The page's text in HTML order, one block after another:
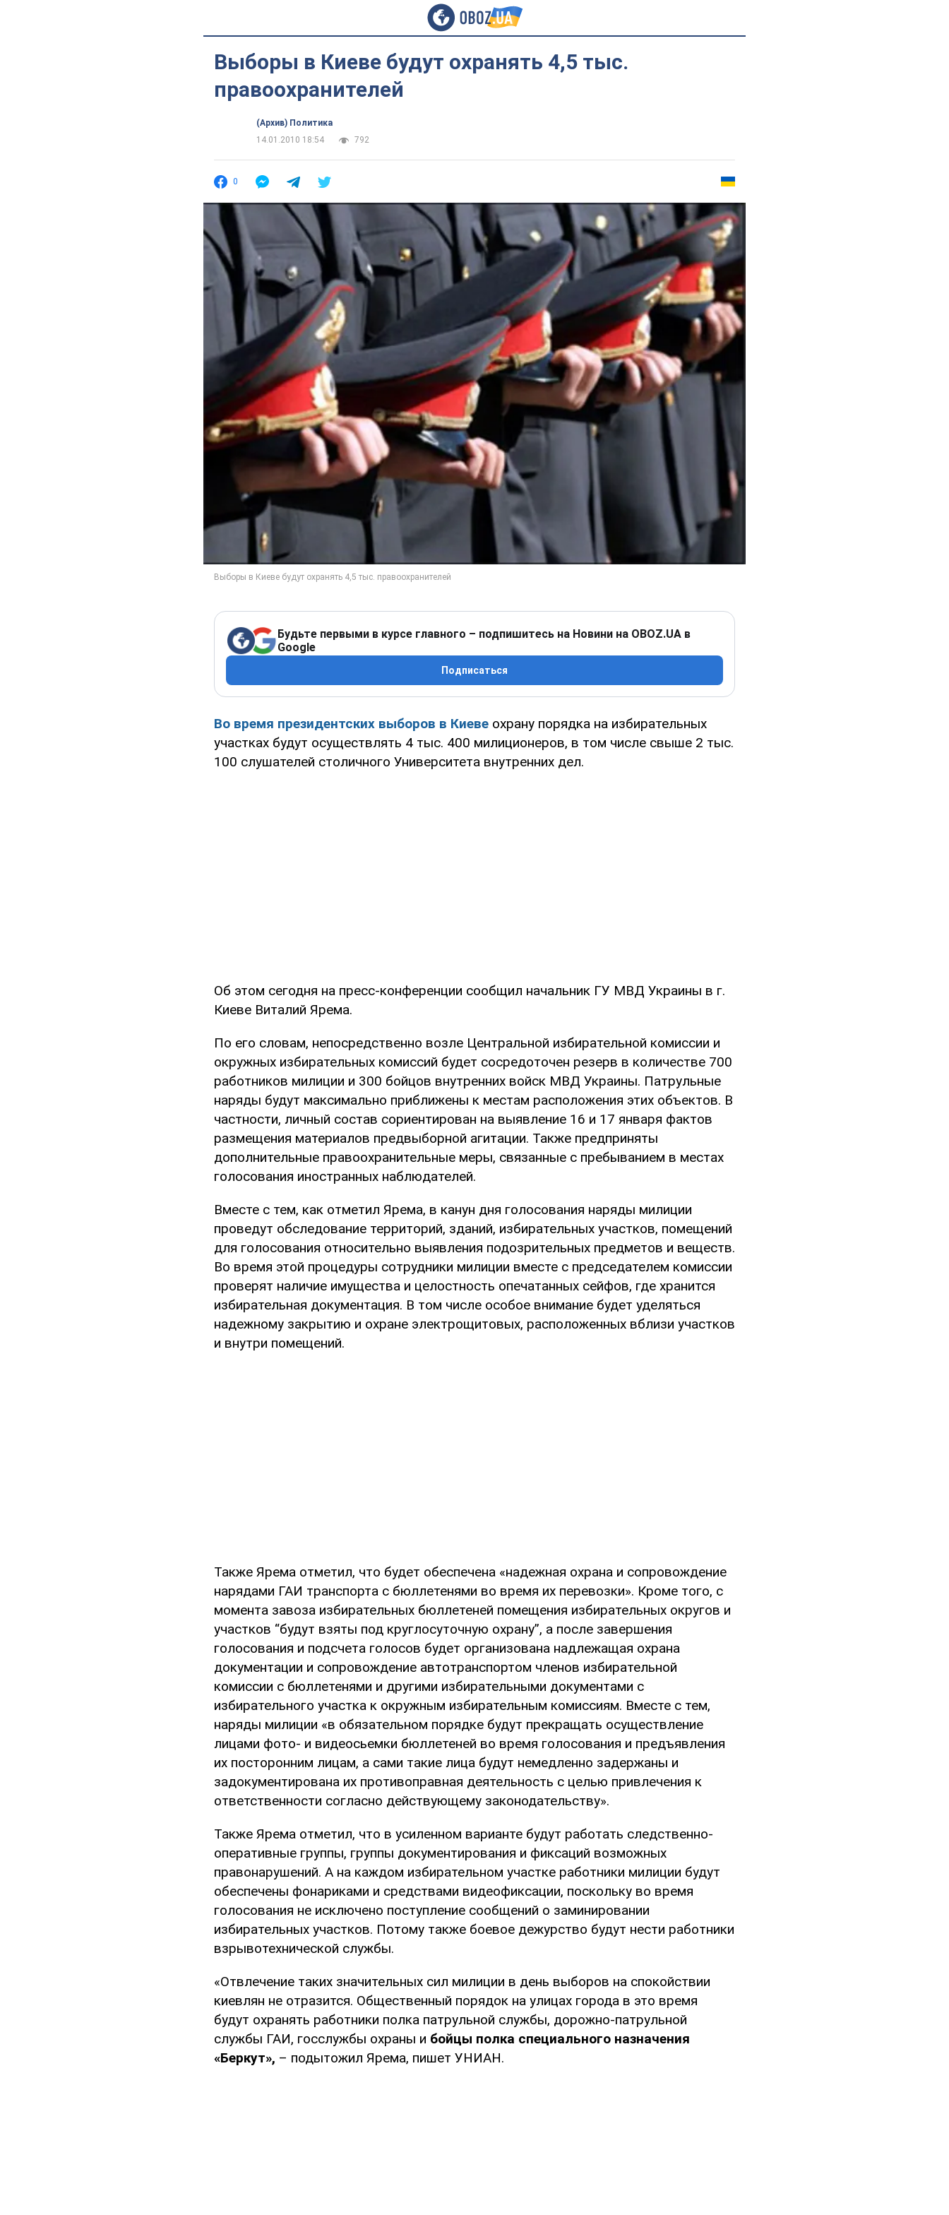
Выборы в Киеве будут охранять 4,5 тыс.
правоохранителей
(Архив) Политика
14.01.2010 18:54
792
0
Будьте первыми в курсе главного – подпишитесь на Новини на OBOZ.UA в
Google
Подписаться
Во время президентских выборов в Киеве охрану порядка на избирательных
участках будут осуществлять 4 тыс. 400 милиционеров, в том числе свыше 2 тыс.
100 слушателей столичного Университета внутренних дел.
Об этом сегодня на пресс-конференции сообщил начальник ГУ МВД Украины в г.
Киеве Виталий Ярема.
По его словам, непосредственно возле Центральной избирательной комиссии и
окружных избирательных комиссий будет сосредоточен резерв в количестве 700
работников милиции и 300 бойцов внутренних войск МВД Украины. Патрульные
наряды будут максимально приближены к местам расположения этих объектов. В
частности, личный состав сориентирован на выявление 16 и 17 января фактов
размещения материалов предвыборной агитации. Также предприняты
дополнительные правоохранительные меры, связанные с пребыванием в местах
голосования иностранных наблюдателей.
Вместе с тем, как отметил Ярема, в канун дня голосования наряды милиции
проведут обследование территорий, зданий, избирательных участков, помещений
для голосования относительно выявления подозрительных предметов и веществ.
Во время этой процедуры сотрудники милиции вместе с председателем комиссии
проверят наличие имущества и целостность опечатанных сейфов, где хранится
избирательная документация. В том числе особое внимание будет уделяться
надежному закрытию и охране электрощитовых, расположенных вблизи участков
и внутри помещений.
Также Ярема отметил, что будет обеспечена «надежная охрана и сопровождение
нарядами ГАИ транспорта с бюллетенями во время их перевозки». Кроме того, с
момента завоза избирательных бюллетеней помещения избирательных округов и
участков “будут взяты под круглосуточную охрану”, а после завершения
голосования и подсчета голосов будет организована надлежащая охрана
документации и сопровождение автотранспортом членов избирательной
комиссии с бюллетенями и другими избирательными документами с
избирательного участка к окружным избирательным комиссиям. Вместе с тем,
наряды милиции «в обязательном порядке будут прекращать осуществление
лицами фото- и видеосьемки бюллетеней во время голосования и предъявления
их посторонним лицам, а сами такие лица будут немедленно задержаны и
задокументирована их противоправная деятельность с целью привлечения к
ответственности согласно действующему законодательству».
Также Ярема отметил, что в усиленном варианте будут работать следственно-
оперативные группы, группы документирования и фиксаций возможных
правонарушений. А на каждом избирательном участке работники милиции будут
обеспечены фонариками и средствами видеофиксации, поскольку во время
голосования не исключено поступление сообщений о заминировании
избирательных участков. Потому также боевое дежурство будут нести работники
взрывотехнической службы.
«Отвлечение таких значительных сил милиции в день выборов на спокойствии
киевлян не отразится. Общественный порядок на улицах города в это время
будут охранять работники полка патрульной службы, дорожно-патрульной
службы ГАИ, госслужбы охраны и бойцы полка специального назначения
«Беркут», – подытожил Ярема, пишет УНИАН.